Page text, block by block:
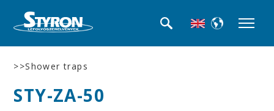
>>Shower traps
STY-ZA-50